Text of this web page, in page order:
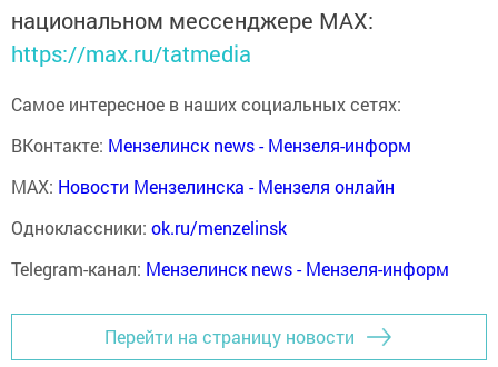
национальном мессенджере MАХ:
https://max.ru/tatmedia
Самое интересное в наших социальных сетях:
ВКонтакте: Мензелинск news - Мензеля-информ
MAX: Новости Мензелинска - Мензеля онлайн
Одноклассники: ok.ru/menzelinsk
Telegram-канал: Мензелинск news - Мензеля-информ
Перейти на страницу новости